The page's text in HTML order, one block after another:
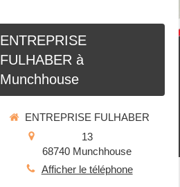
ENTREPRISE
FULHABER à
Munchhouse
ENTREPRISE FULHABER
13
68740 Munchhouse
Afficher le téléphone